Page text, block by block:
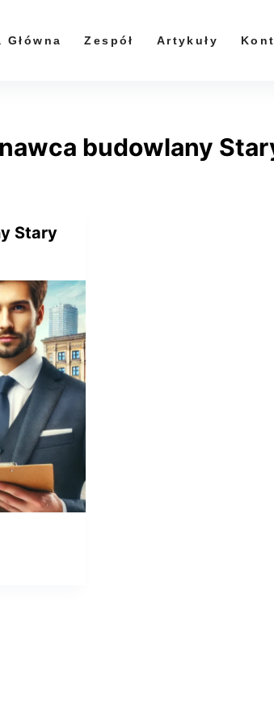
Główna Zespół Artykuły
budowlany
Stary